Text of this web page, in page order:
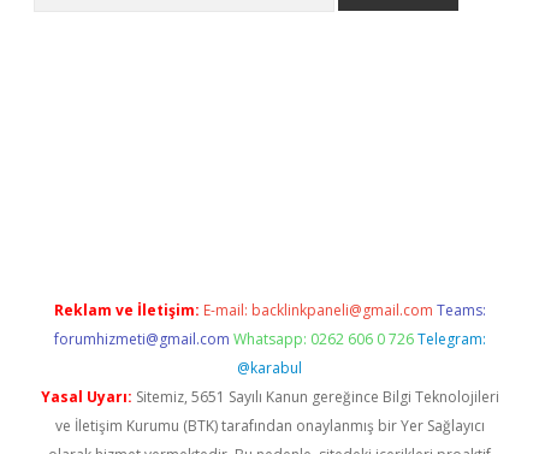
Reklam ve İletişim: E-mail: backlinkpaneli@gmail.com Teams:
forumhizmeti@gmail.com Whatsapp: 0262 606 0 726 Telegram:
@karabul
Yasal Uyarı: Sitemiz, 5651 Sayılı Kanun gereğince Bilgi Teknolojileri
ve İletişim Kurumu (BTK) tarafından onaylanmış bir Yer Sağlayıcı